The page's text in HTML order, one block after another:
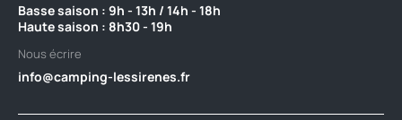
Basse saison : 9h - 13h / 14h - 18h ‎ ‎ ‎ ‎ ‎ ‎ ‎ ‎ ‎ ‎ ‎ ‎ ‎ ‎ ‎ ‎ ‎ ‎ ‎ ‎ ‎ ‎ ‎ ‎ ‎ ‎ ‎ ‎ ‎ ‎ ‎ ‎ ‎ ‎ ‎ ‎ ‎ ‎ ‎ ‎ ‎ ‎ ‎ ‎ ‎ ‎ ‎ ‎ ‎ ‎ ‎
Haute saison : 8h30 - 19h
Nous écrire
info@camping-lessirenes.fr